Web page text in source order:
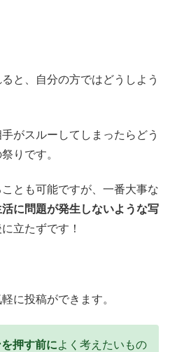
と、自分の方ではどうしよう
がスルーしてしまったらどう
りです。
とも可能ですが、一番大事な
に問題が発生しないような写
立たずです！
に投稿ができます。
押す前によく考えたいもの